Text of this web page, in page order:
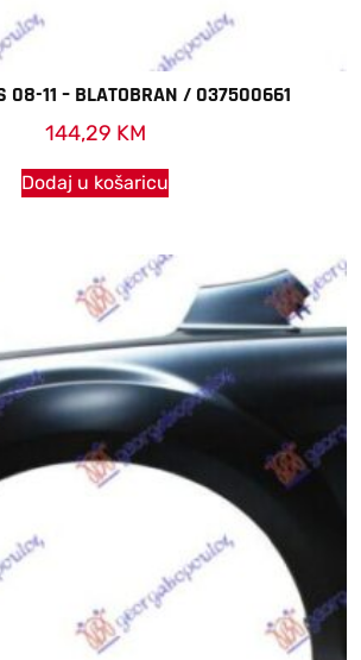
08-11 – BLATOBRAN / 037500661
144,29 KM
Dodaj u košaricu